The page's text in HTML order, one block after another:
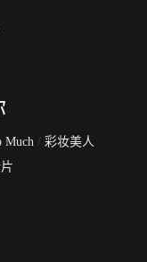
Much / 彩妆美人